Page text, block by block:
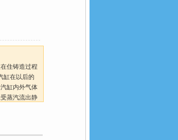
在住铸造过程
缸在以后的
汽缸内外气体
受蒸汽流出静